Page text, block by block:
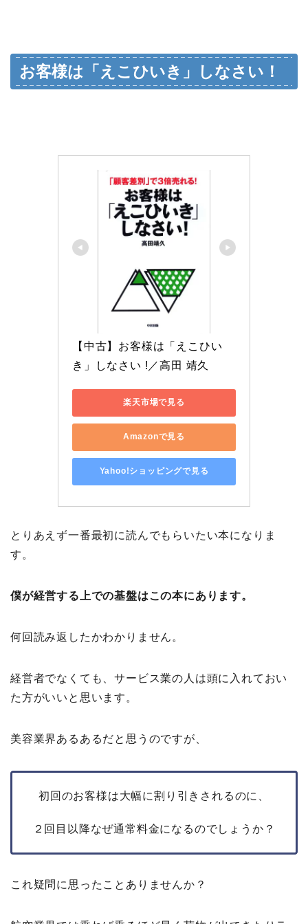
お客様は「えこひいき」しなさい！
【中古】お客様は「えこひい
き」しなさい !／高田 靖久
楽天市場で見る
Amazonで見る
Yahoo!ショッピングで見る
とりあえず一番最初に読んでもらいたい本になりま
す。
僕が経営する上での基盤はこの本にあります。
何回読み返したかわかりません。
経営者でなくても、サービス業の人は頭に入れておい
た方がいいと思います。
美容業界あるあるだと思うのですが、
初回のお客様は大幅に割り引きされるのに、
２回目以降なぜ通常料金になるのでしょうか？
これ疑問に思ったことありませんか？